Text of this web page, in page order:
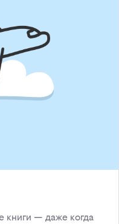
книги — даже когда